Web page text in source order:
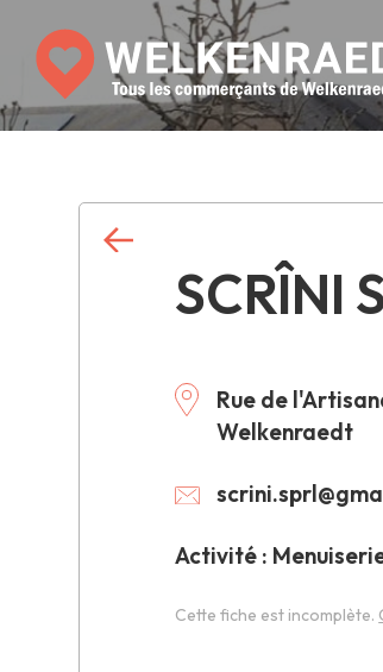
SCRÎNI
Rue de
Welkenraedt
Activité :
Cette fiche est incomplète.